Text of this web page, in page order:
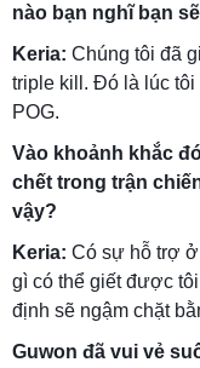
nào bạn nghĩ bạn
Keria: Chúng tôi đã
triple kill. Đó là lúc
POG.
Vào khoảnh khắc
chết trong trận
vậy?
Keria: Có sự hỗ trợ ở
gì có thể giết được
định sẽ ngậm chặt
Guwon đã vui vẻ